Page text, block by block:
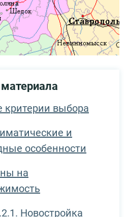
критерии выбора
и
особенности
на
Новостройка